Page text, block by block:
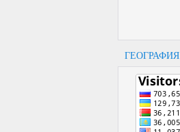
ГЕОГРАФИЯ